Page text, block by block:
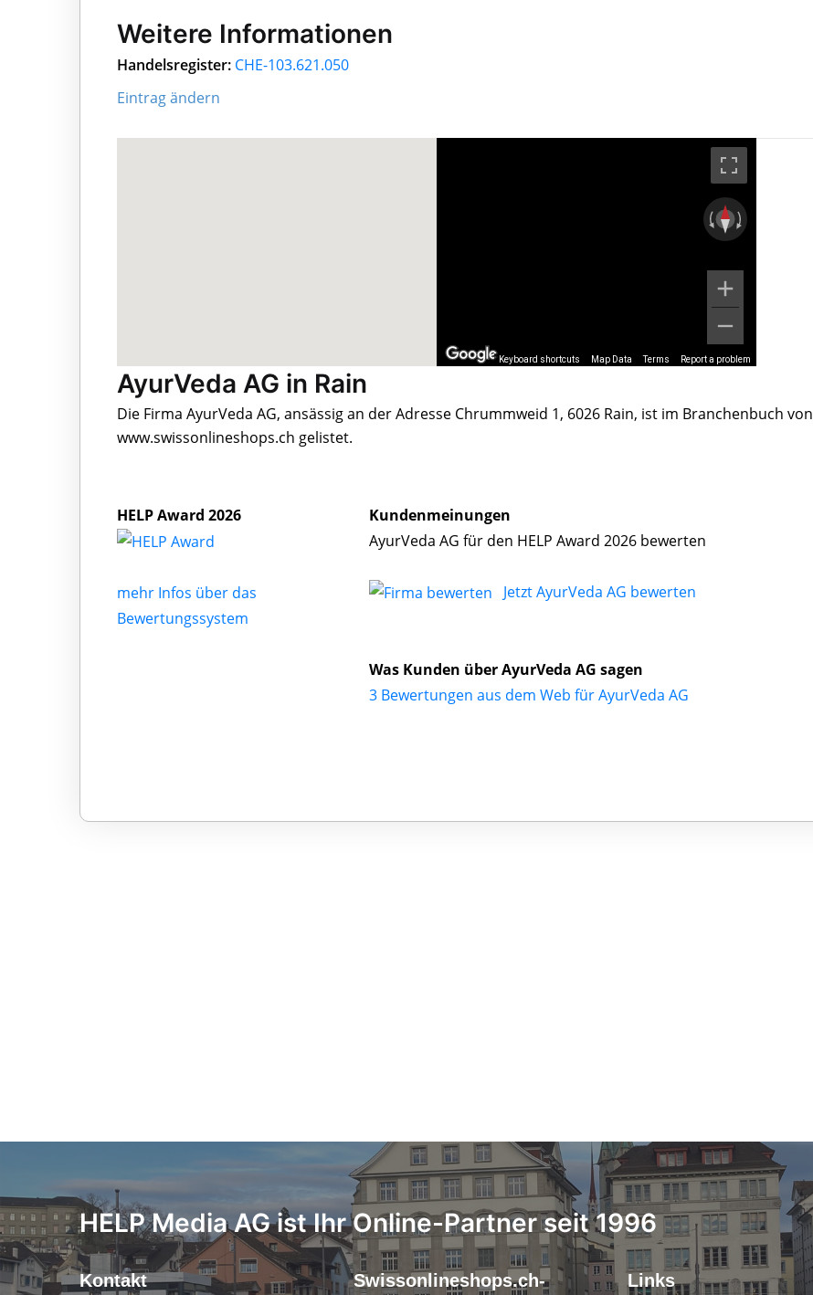
Weitere Informationen
Handelsregister: CHE-103.621.050
Eintrag ändern
Keyboard shortcuts Map Data Terms Report a problem
AyurVeda AG in Rain
Die Firma AyurVeda AG, ansässig an der Adresse Chrummweid 1, 6026 Rain, ist im Branchenbuch von
www.swissonlineshops.ch gelistet.
HELP Award 2026
mehr Infos über das
Bewertungssystem
Kundenmeinungen
AyurVeda AG für den HELP Award 2026 bewerten
Jetzt AyurVeda AG bewerten
Was Kunden über AyurVeda AG sagen
3 Bewertungen aus dem Web für AyurVeda AG
HELP Media AG ist Ihr Online-Partner seit 1996
Kontakt Swissonlineshops.ch- Links